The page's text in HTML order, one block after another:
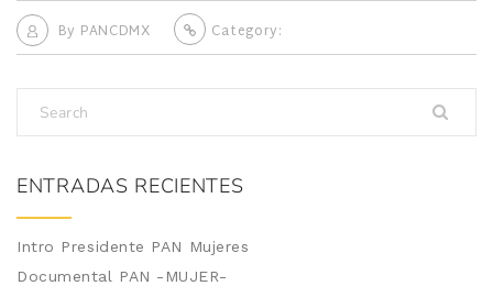
By PANCDMX Category:
ENTRADAS RECIENTES
Intro Presidente PAN Mujeres
Documental PAN -MUJER-